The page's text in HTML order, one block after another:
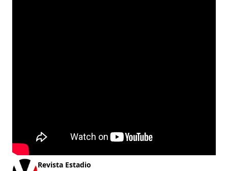
Revista Estadio